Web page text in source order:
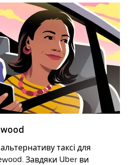
таксі для
Завдяки Uber ви